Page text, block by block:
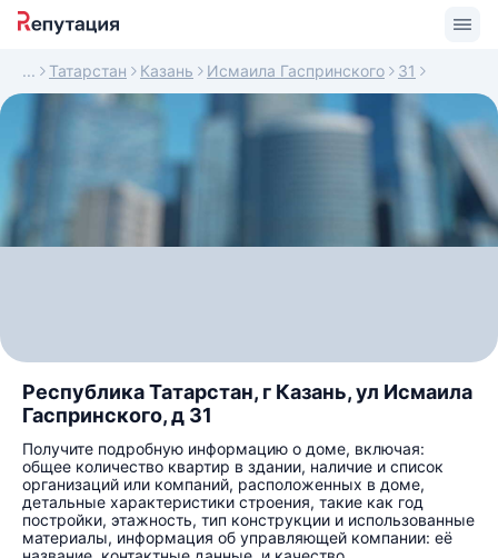
Татарстан Казань Исмаила Гаспринского 31
Республика Татарстан, г Казань, ул Исмаила
Гаспринского, д 31
Получите подробную информацию о доме, включая:
общее количество квартир в здании, наличие и список
организаций или компаний, расположенных в доме,
детальные характеристики строения, такие как год
постройки, этажность, тип конструкции и использованные
материалы, информация об управляющей компании: её